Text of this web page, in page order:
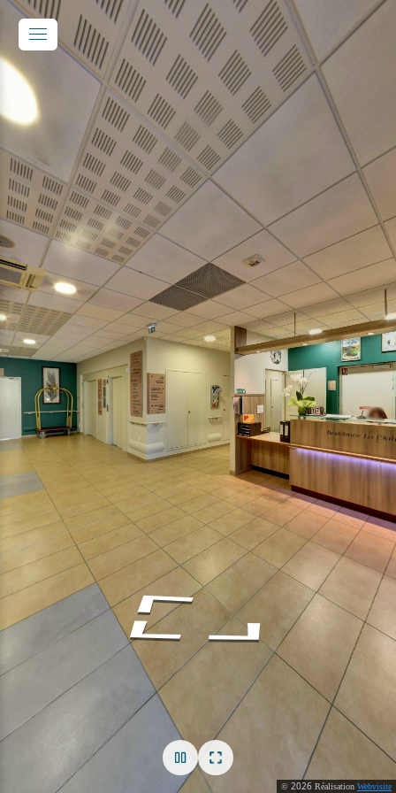
© 2026 Réalisation Webvisite